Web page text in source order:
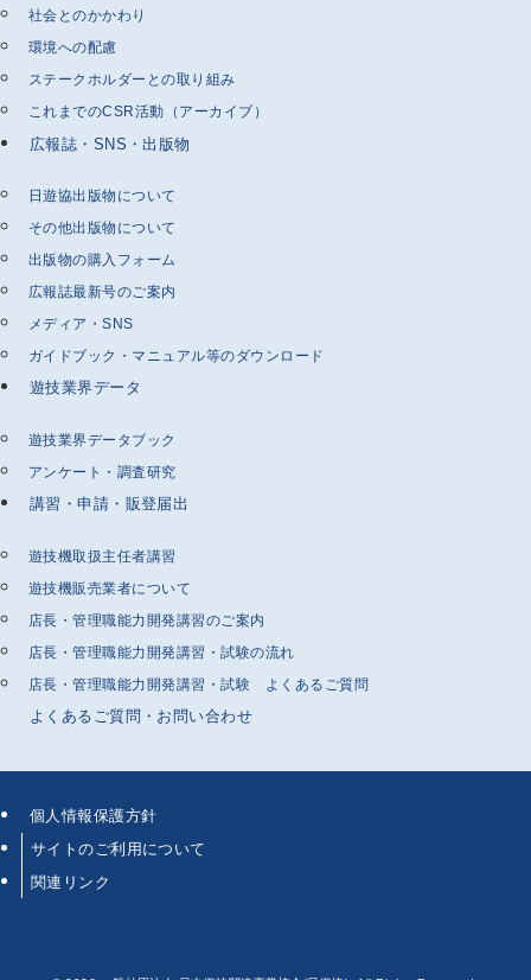
社会とのかかわり
環境への配慮
ステークホルダーとの取り組み
これまでのCSR活動（アーカイブ）
広報誌・SNS・出版物
日遊協出版物について
その他出版物について
出版物の購入フォーム
広報誌最新号のご案内
メディア・SNS
ガイドブック・マニュアル等のダウンロード
遊技業界データ
遊技業界データブック
アンケート・調査研究
講習・申請・販登届出
遊技機取扱主任者講習
遊技機販売業者について
店長・管理職能力開発講習のご案内
店長・管理職能力開発講習・試験の流れ
店長・管理職能力開発講習・試験 よくあるご質問
よくあるご質問・お問い合わせ
個人情報保護方針
サイトのご利用について
関連リンク